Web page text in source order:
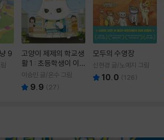
9
고양이 제제의 학교생
활 1 : 초등학생이 이
렇게 힘들 줄이야
이승민 글/온수 그림
9.9 ( 27)
모두의 수영장
신현경 글/노예지 그림
10.0 (126)